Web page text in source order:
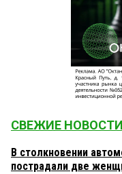
СВЕЖИЕ НОВОСТИ
В столкновении
пострадали две